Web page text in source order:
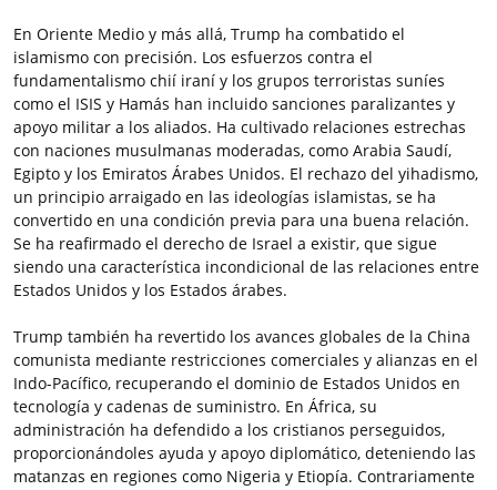
En Oriente Medio y más allá, Trump ha combatido el
islamismo con precisión. Los esfuerzos contra el
fundamentalismo chií iraní y los grupos terroristas suníes
como el ISIS y Hamás han incluido sanciones paralizantes y
apoyo militar a los aliados. Ha cultivado relaciones estrechas
con naciones musulmanas moderadas, como Arabia Saudí,
Egipto y los Emiratos Árabes Unidos. El rechazo del yihadismo,
un principio arraigado en las ideologías islamistas, se ha
convertido en una condición previa para una buena relación.
Se ha reafirmado el derecho de Israel a existir, que sigue
siendo una característica incondicional de las relaciones entre
Estados Unidos y los Estados árabes.
Trump también ha revertido los avances globales de la China
comunista mediante restricciones comerciales y alianzas en el
Indo-Pacífico, recuperando el dominio de Estados Unidos en
tecnología y cadenas de suministro. En África, su
administración ha defendido a los cristianos perseguidos,
proporcionándoles ayuda y apoyo diplomático, deteniendo las
matanzas en regiones como Nigeria y Etiopía. Contrariamente